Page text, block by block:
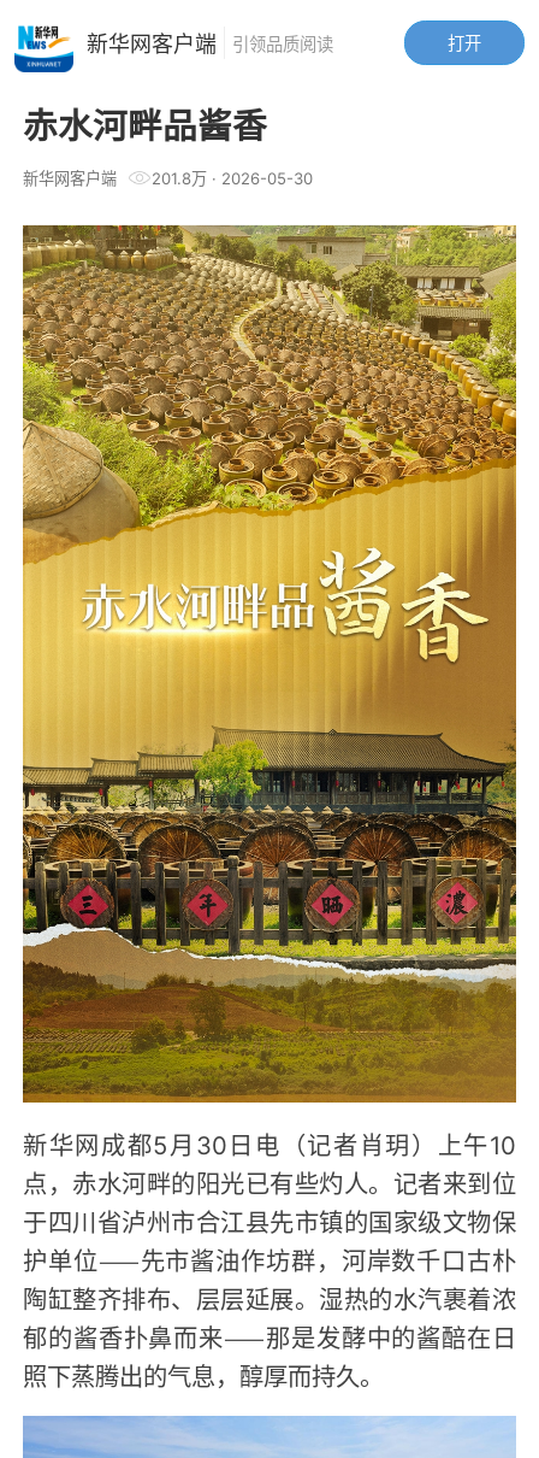
赤水河畔品酱香
新华网客户端 201.8万· 2026-05-30
新华网成都5月30日电（记者肖玥）上午10
点，赤水河畔的阳光已有些灼人。记者来到位
于四川省泸州市合江县先市镇的国家级文物保
护单位——先市酱油作坊群，河岸数千口古朴
陶缸整齐排布、层层延展。湿热的水汽裹着浓
郁的酱香扑鼻而来——那是发酵中的酱醅在日
照下蒸腾出的气息，醇厚而持久。
打开
新华网客户端 引领品质阅读